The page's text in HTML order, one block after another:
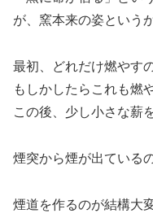
が、窯本来の姿というか
最初、どれだけ燃やす
もしかしたらこれも燃
この後、少し小さな薪
煙突から煙が出ている
煙道を作るのが結構大